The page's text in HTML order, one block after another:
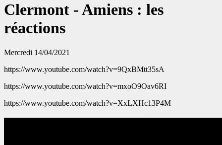
Clermont - Amiens : les
réactions
Mercredi 14/04/2021
https://www.youtube.com/watch?v=9QxBMtt35sA
https://www.youtube.com/watch?v=mxoO9Oav6RI
https://www.youtube.com/watch?v=XxLXHc13P4M